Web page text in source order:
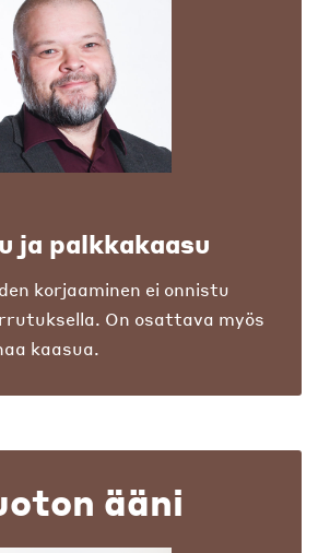
ja palkkakaasu
korjaaminen ei onnistu
On osattava myös
kaasua.
ääni